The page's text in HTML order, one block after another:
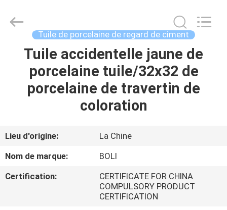
MAISON
VIDÉOS
À
CERAMICS
Tuile de porcelaine de regard de ciment
Tuile accidentelle jaune de
porcelaine tuile/32x32 de
porcelaine de travertin de
coloration
Lieu d'origine:
La Chine
Nom de marque:
BOLI
Certification:
CERTIFICATE FOR CHINA
COMPULSORY PRODUCT
CERTIFICATION